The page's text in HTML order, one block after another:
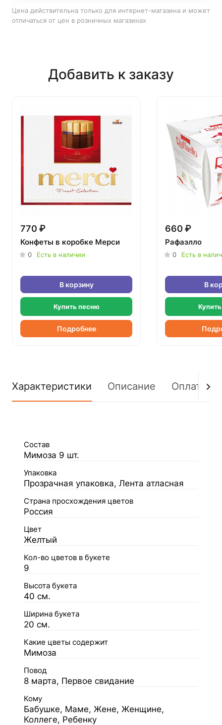
Цена действительна только для интернет-магазина и может
отличаться от цен в розничных магазинах
Добавить к заказу
770 ₽
Конфеты в коробке Мерси
0 Есть в наличии
В корзину
Купить песню
Подробнее
660 ₽
Рафаэлло
0 Есть в
В
Характеристики Описание Оплата
Состав
Мимоза 9 шт.
Упаковка
Прозрачная упаковка, Лента атласная
Страна просхождения цветов
Россия
Цвет
Желтый
Кол-во цветов в букете
9
Высота букета
40 см.
Ширина букета
20 см.
Какие цветы содержит
Мимоза
Повод
8 марта, Первое свидание
Кому
Бабушке, Маме, Жене, Женщине,
Коллеге, Ребенку